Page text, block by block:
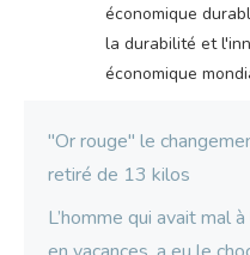
économique
la durabilité et
économique
"Or rouge" le
retiré de 13 kilos
L’homme qui avait mal